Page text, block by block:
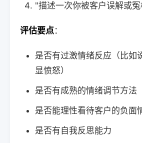
"描述一次你被客户误解或
评估要点：
是否有过激情绪反应（比如
显愤怒）
是否有成熟的情绪调节方法
是否能理性看待客户的负面
是否有自我反思能力